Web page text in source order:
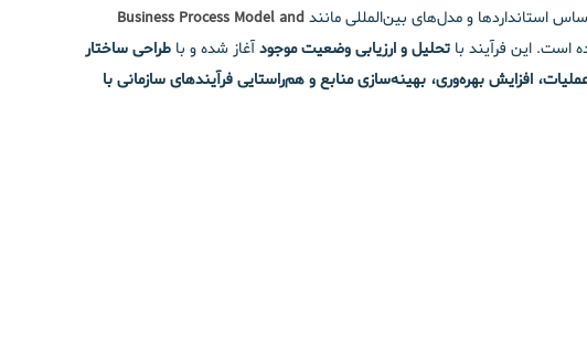
استانداردها و مدل‌های بین‌المللی مانندBusiness Process Model and
است. این فرآیند با تحلیل و ارزیابی وضعیت موجودآغاز شده و با طراحی ساختار
افزایش بهره‌وری، بهینه‌سازی منابع و هم‌راستایی فرآیندهای سازمانی با